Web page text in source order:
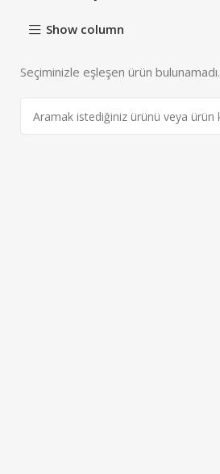
Show column
Seçiminizle eşleşen ürün bulunamadı.